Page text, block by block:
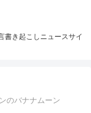
書き起こしニュースサイ
のバナナムーン